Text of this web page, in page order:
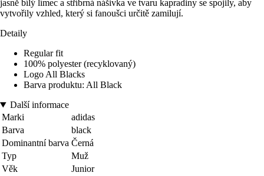
jasně bílý límec a stříbrná nášivka ve tvaru kapradiny se spojily, aby
vytvořily vzhled, který si fanoušci určitě zamilují.
Detaily
Regular fit
100% polyester (recyklovaný)
Logo All Blacks
Barva produktu: All Black
Další informace
Marki
adidas
Barva
black
Dominantní barva Černá
Typ
Muž
Věk
Junior